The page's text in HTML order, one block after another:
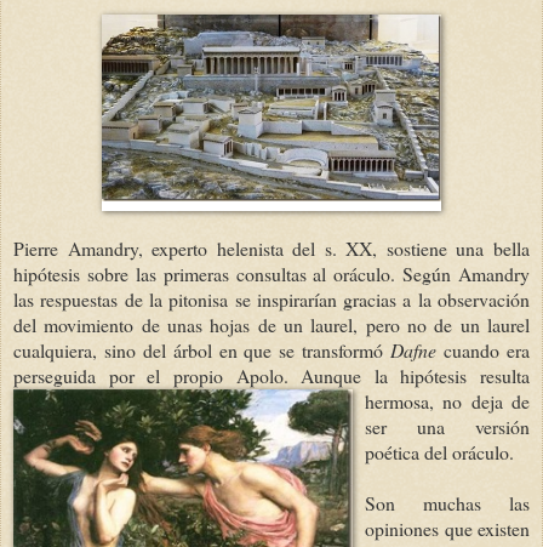
Pierre Amandry, experto helenista del s. XX, sostiene una bella
hipótesis sobre las primeras consultas al oráculo. Según Amandry
las respuestas de la pitonisa se inspirarían gracias a la observación
del movimiento de unas hojas de un laurel, pero no de un laurel
cualquiera, sino del árbol en que se transformó Dafne cuando era
perseguida por el propio Apolo. Aunque la hipótesis resulta
hermosa, no deja de
ser una versión
poética del oráculo.
Son muchas las
opiniones que existen